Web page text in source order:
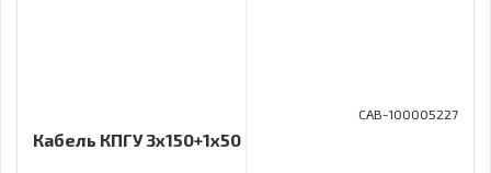
CAB-100005227
Кабель КПГУ 3х150+1x50